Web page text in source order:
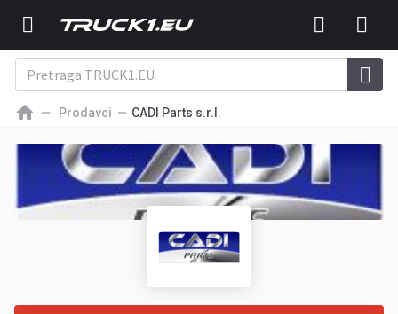
Prodavci CADI Parts s.r.l.